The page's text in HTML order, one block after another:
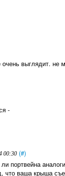
выглядит. не
-
00:30 (#)
портвейна
что ваша крыша